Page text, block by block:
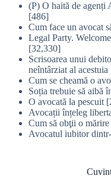
(P) O haită de agenți
[486]
Cum face un avocat
Legal Party.
[32,330]
Scrisoarea unui
neîntârziat al acestuia
Cum se cheamă o
Soția trebuie să aibă
O avocată la pescuit
Avocații înțeleg
Cum să obţii o mărire
Avocatul iubitor